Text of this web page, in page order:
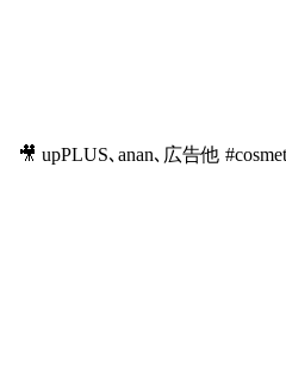
🎥 upPLUS､anan､広告他